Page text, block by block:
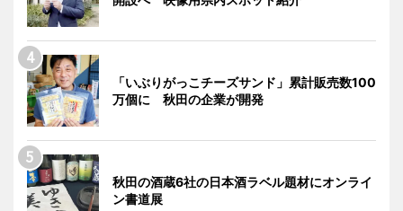
「いぶりがっこチーズサンド」累計販売数100
万個に 秋田の企業が開発
秋田の酒蔵6社の日本酒ラベル題材にオンライ
ン書道展